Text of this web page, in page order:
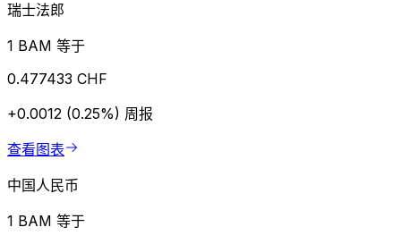
瑞士法郎
1 BAM 等于
0.477433 CHF
+0.0012 (0.25%) 周报
查看图表
中国人民币
1 BAM 等于